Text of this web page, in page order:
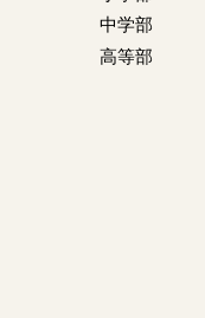
中学部
高等部